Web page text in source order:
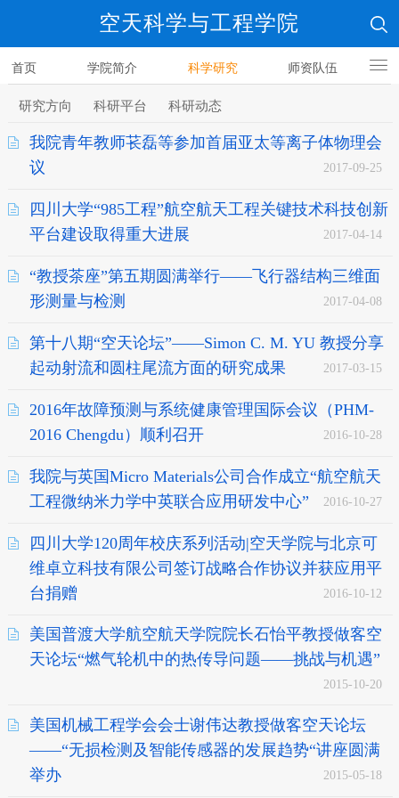
空天科学与工程学院
首页 学院简介 科学研究 师资队伍
人才培养
研究方向 科研平台 科研动态
我院青年教师苌磊等参加首届亚太等离子体物理会
议
2017-09-25
四川大学“985工程”航空航天工程关键技术科技创新
平台建设取得重大进展
2017-04-14
“教授茶座”第五期圆满举行——飞行器结构三维面
形测量与检测
2017-04-08
第十八期“空天论坛”——Simon C. M. YU 教授分享
起动射流和圆柱尾流方面的研究成果
2017-03-15
2016年故障预测与系统健康管理国际会议（PHM-
2016 Chengdu）顺利召开
2016-10-28
我院与英国Micro Materials公司合作成立“航空航天
工程微纳米力学中英联合应用研发中心”
2016-10-27
四川大学120周年校庆系列活动|空天学院与北京可
维卓立科技有限公司签订战略合作协议并获应用平
台捐赠
2016-10-12
美国普渡大学航空航天学院院长石怡平教授做客空
天论坛“燃气轮机中的热传导问题——挑战与机遇”
2015-10-20
美国机械工程学会会士谢伟达教授做客空天论坛
——“无损检测及智能传感器的发展趋势“讲座圆满
举办
2015-05-18